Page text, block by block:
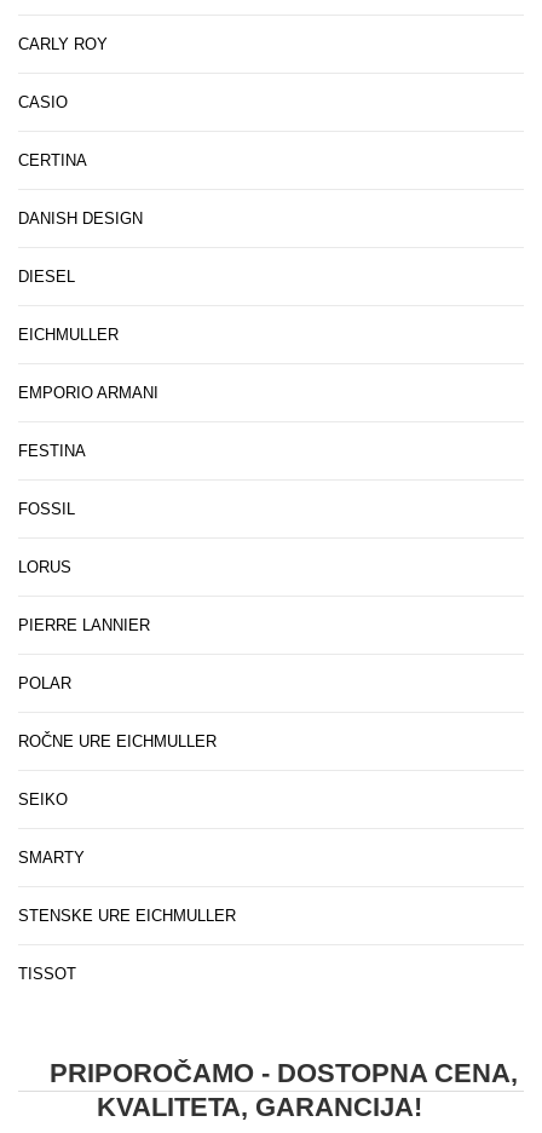
CARLY ROY
CASIO
CERTINA
DANISH DESIGN
DIESEL
EICHMULLER
EMPORIO ARMANI
FESTINA
FOSSIL
LORUS
PIERRE LANNIER
POLAR
ROČNE URE EICHMULLER
SEIKO
SMARTY
STENSKE URE EICHMULLER
TISSOT
PRIPOROČAMO - DOSTOPNA CENA,
KVALITETA, GARANCIJA!